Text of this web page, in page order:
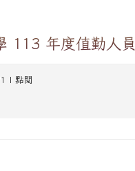
113 年度值勤人
| 點閱